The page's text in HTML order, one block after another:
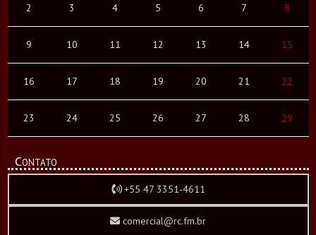
2 3 4 5 6 7 8
9 10 11 12 13 14 15
16 17 18 19 20 21 22
23 24 25 26 27 28 29
Contato
+55 47 3351-4611
comercial@rc.fm.br